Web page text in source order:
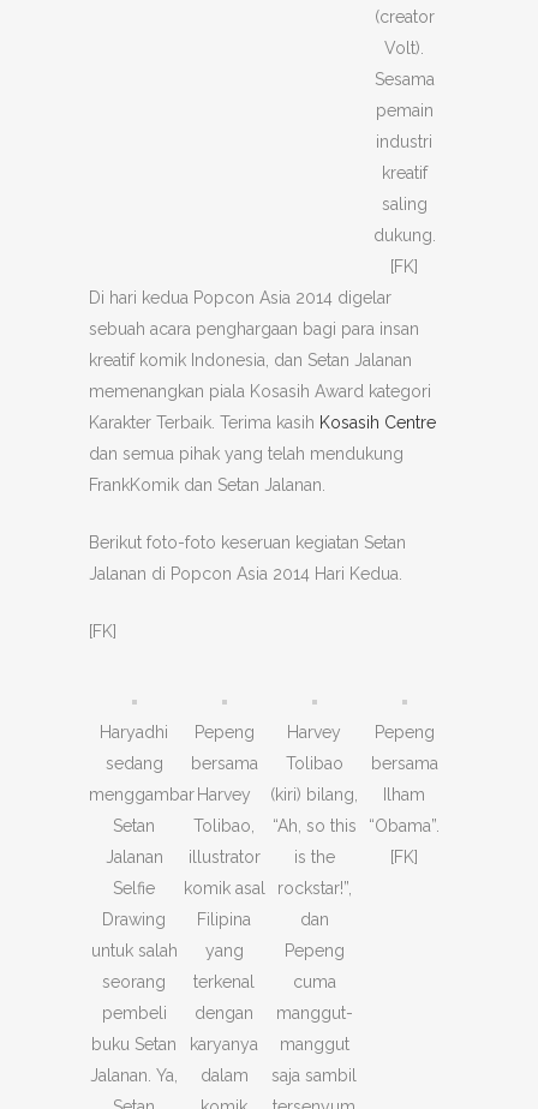
(creator
Volt).
Sesama
pemain
industri
kreatif
saling
dukung.
[FK]
Di hari kedua Popcon Asia 2014 digelar
sebuah acara penghargaan bagi para insan
kreatif komik Indonesia, dan Setan Jalanan
memenangkan piala Kosasih Award kategori
Karakter Terbaik. Terima kasih Kosasih Centre
dan semua pihak yang telah mendukung
FrankKomik dan Setan Jalanan.
Berikut foto-foto keseruan kegiatan Setan
Jalanan di Popcon Asia 2014 Hari Kedua.
[FK]
Haryadhi
sedang
menggambar
Setan
Jalanan
Selfie
Drawing
untuk salah
seorang
pembeli
buku Setan
Jalanan. Ya,
Pepeng
bersama
Harvey
Tolibao,
illustrator
komik asal
Filipina
yang
terkenal
dengan
karyanya
dalam
Harvey
Tolibao
(kiri) bilang,
“Ah, so this
is the
rockstar!”,
dan
Pepeng
cuma
manggut-
manggut
saja sambil
Pepeng
bersama
Ilham
“Obama”.
[FK]